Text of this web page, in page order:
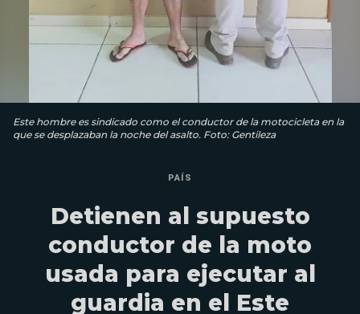
Este hombre es sindicado como el conductor de la motocicleta en la
que se desplazaban la noche del asalto. Foto: Gentileza
PAÍS
Detienen al supuesto
conductor de la moto
usada para ejecutar al
guardia en el Este